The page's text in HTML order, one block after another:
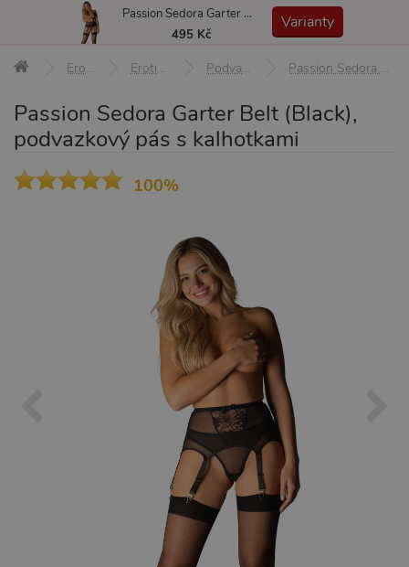
MENU
Erotické pomůcky Erotické prádlo a oblečení Podvazky a podvazkové pásy Passion Sedora Garter Belt (Black), podvazkový pás s kalhotkami S/M
Passion Sedora Garter Belt (Black),
podvazkový pás s kalhotkami
100%
Passion Sedora Garter Belt (Black), podvazkový pás s kalhotkami
495 Kč
Varianty